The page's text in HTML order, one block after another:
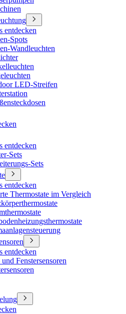
entdecken
Spots
Wandleuchten
LED-Streifen
entdecken
Sets
Sets
entdecken
Thermostate im Vergleich
entdecken
Fenstersensoren